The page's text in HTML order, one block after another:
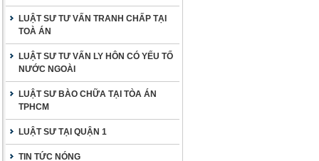
LUẬT SƯ TƯ VẤN TRANH CHẤP TẠI
TOÀ ÁN
LUẬT SƯ TƯ VẤN LY HÔN CÓ YẾU TỐ
NƯỚC NGOÀI
LUẬT SƯ BÀO CHỮA TẠI TÒA ÁN
TPHCM
LUẬT SƯ TẠI QUẬN 1
TIN TỨC NÓNG